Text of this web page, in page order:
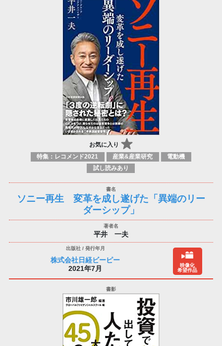
お気に入り
特集：レコメンド2021 産業&産業研究
電動機
試し読みあり
ソニー再生 変革を成し遂げた「異端のリー
ダーシップ」
平井 一夫
株式会社日経ビーピー
2021年7月
映像化
希望作品